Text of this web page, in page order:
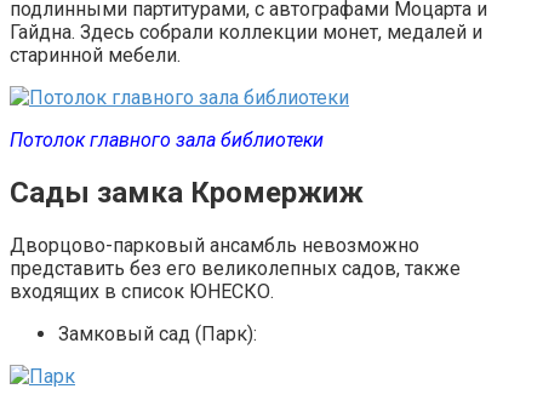
подлинными партитурами, с автографами Моцарта и
Гайдна. Здесь собрали коллекции монет, медалей и
старинной мебели.
Потолок главного зала библиотеки
Сады замка Кромержиж
Дворцово-парковый ансамбль невозможно
представить без его великолепных садов, также
входящих в список ЮНЕСКО.
Замковый сад (Парк):